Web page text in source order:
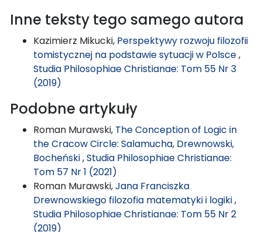
Inne teksty tego samego autora
Kazimierz Mikucki, Perspektywy rozwoju filozofii
tomistycznej na podstawie sytuacji w Polsce,
Studia Philosophiae Christianae: Tom 55 Nr 3
(2019)
Podobne artykuły
Roman Murawski, The Conception of Logic in
the Cracow Circle: Salamucha, Drewnowski,
Bocheński,Studia Philosophiae Christianae:
Tom 57 Nr 1 (2021)
Roman Murawski,Jana Franciszka
Drewnowskiego filozofia matematyki i logiki,
Studia Philosophiae Christianae: Tom 55 Nr 2
(2019)